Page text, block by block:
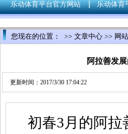
乐动体育平台官方网站 乐动体育
您现在的位置： >> 文章中心 >> 网
阿拉善发
更新时间：2017/3/30 17:04:22
初春3月的阿